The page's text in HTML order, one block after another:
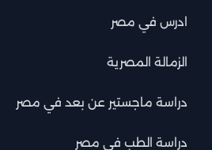
ادرس في مصر
الزمالة المصرية
دراسة ماجستير عن بعد في مصر
دراسة الطب في مصر